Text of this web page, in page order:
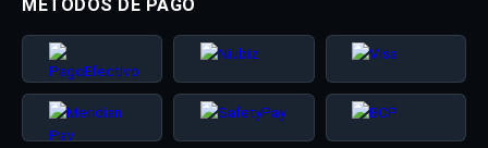
MÉTODOS DE PAGO